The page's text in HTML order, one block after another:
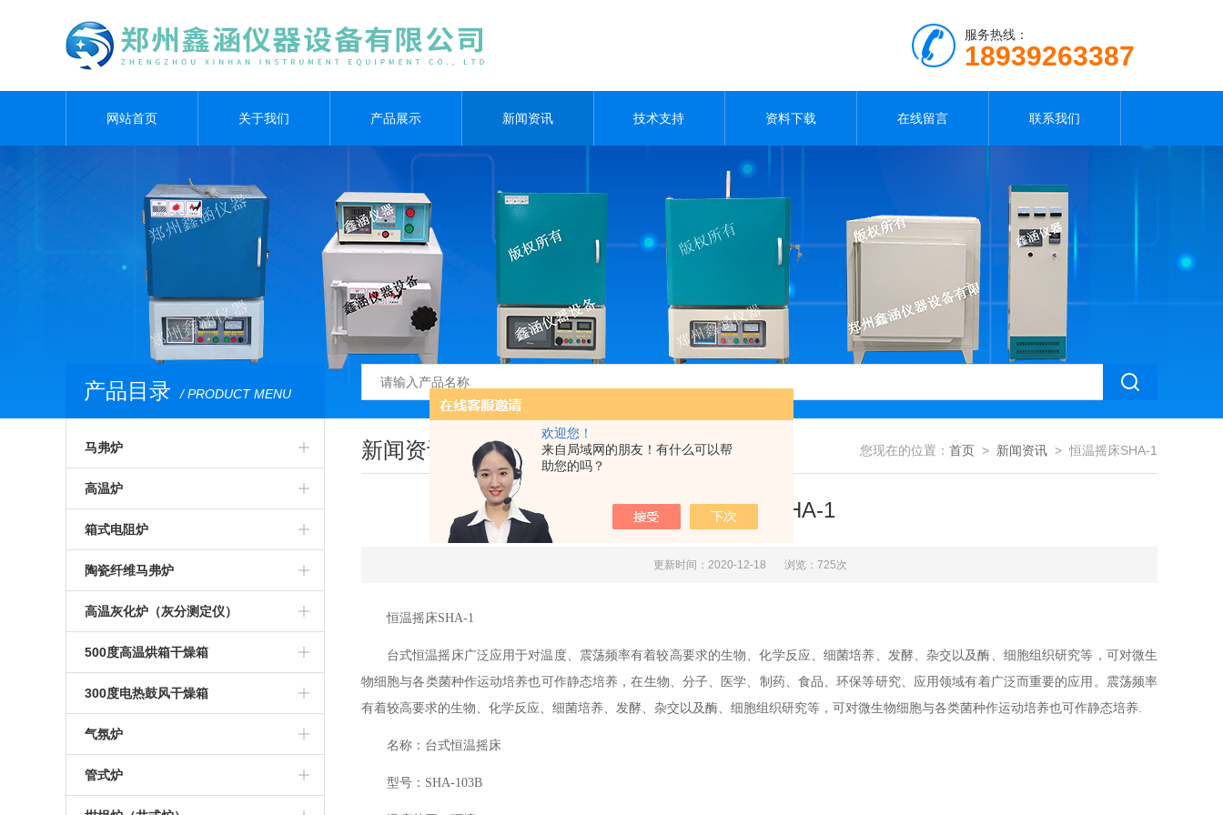
欢迎您！
来自局域网的朋友！有什么可以帮
助您的吗？
服务热线：
18939263387
网站首页 关于我们 产品展示 新闻资讯 技术支持 资料下载 在线留言 联系我们
产品目录 / PRODUCT MENU
马弗炉
智能马弗炉
高温马弗炉
箱式马弗炉
节能马弗炉
工业马弗炉
一体马弗炉
实验室马弗炉
可编程马弗炉
硅碳棒马弗炉
高温炉
箱式预热炉
智能高温炉
工业高温炉
箱式高温炉
高温实验炉
高温加热炉
高温煅烧炉
硅碳棒高温炉
箱式电阻炉
高温箱式炉
智能箱式炉
箱式沾火炉
高温箱式电阻炉
中温箱式电阻炉
工业箱式电阻炉
高温保温箱式炉
陶瓷纤维马弗炉
氧化锆烧结炉
陶瓷纤维箱式炉
陶瓷纤维高温炉
陶瓷纤维箱式电阻炉
陶瓷纤维高温电阻炉
1000度陶瓷纤维马弗炉
高温灰化炉（灰分测定仪）
高温灰化炉
灰分测定仪
煤炭灰分测定仪
塑料灰分测定仪
石油灰分测定仪
500度高温烘箱干燥箱
500度高温烘箱
300度电热鼓风干燥箱
烘箱
鼓风干燥箱
气氛炉
高温气氛炉
管式炉
新闻资讯 您现在的位置： 首页 > 新闻资讯 > 恒温摇床SHA-1
恒温摇床SHA-1
更新时间：2020-12-18 浏览：725次
恒温摇床SHA-1
台式恒温摇床广泛应用于对温度、震荡频率有着较高要求的生物、化学反应、细菌培养、发酵、杂交以及酶、细胞组织研究等，可对微生
物细胞与各类菌种作运动培养也可作静态培养，在生物、分子、医学、制药、食品、环保等研究、应用领域有着广泛而重要的应用。震荡频率
有着较高要求的生物、化学反应、细菌培养、发酵、杂交以及酶、细胞组织研究等，可对微生物细胞与各类菌种作运动培养也可作静态培养.
名称：台式恒温摇床
型号： SHA-103B